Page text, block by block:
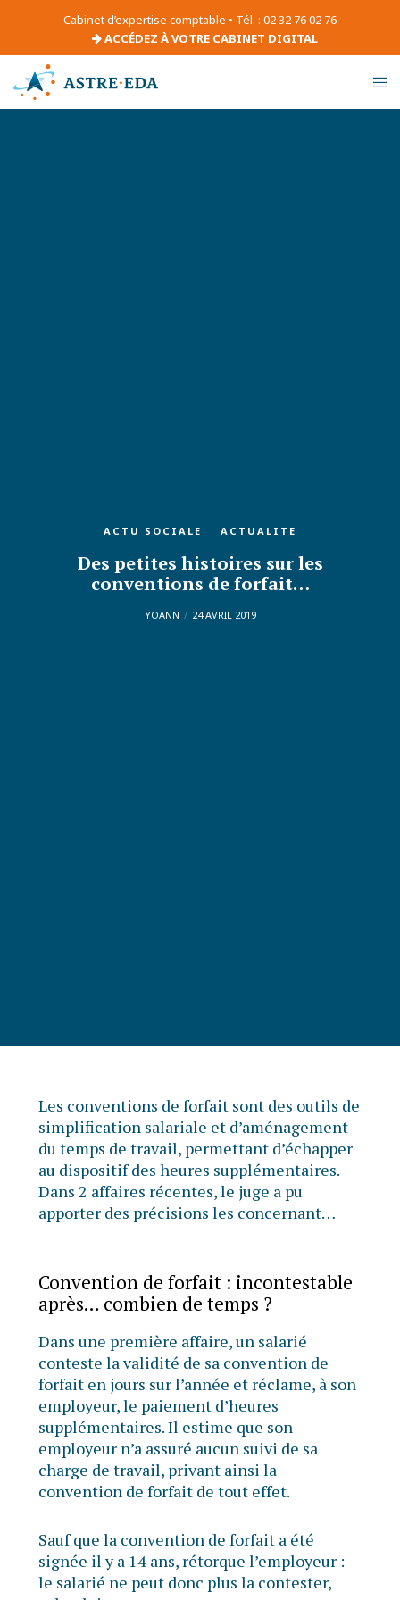
Cabinet d’expertise comptable • Tél. : 02 32 76 02 76
ACCÉDEZ À VOTRE CABINET DIGITAL
ACTU SOCIALE ACTUALITE
Des petites histoires sur les
conventions de forfait…
YOANN 24 AVRIL 2019
Les conventions de forfait sont des outils de
simplification salariale et d’aménagement
du temps de travail, permettant d’échapper
au dispositif des heures supplémentaires.
Dans 2 affaires récentes, le juge a pu
apporter des précisions les concernant…
Convention de forfait : incontestable
après… combien de temps ?
Dans une première affaire, un salarié
conteste la validité de sa convention de
forfait en jours sur l’année et réclame, à son
employeur, le paiement d’heures
supplémentaires. Il estime que son
employeur n’a assuré aucun suivi de sa
charge de travail, privant ainsi la
convention de forfait de tout effet.
Sauf que la convention de forfait a été
signée il y a 14 ans, rétorque l’employeur :
le salarié ne peut donc plus la contester,